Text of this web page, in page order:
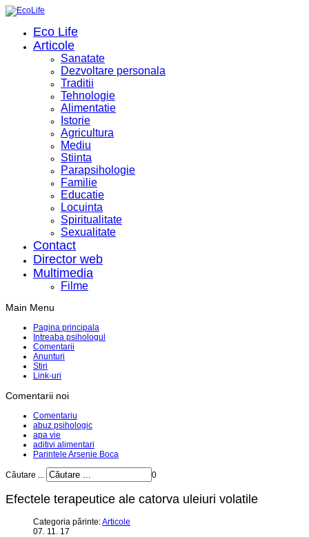
Eco Life
Articole
Sanatate
Dezvoltare personala
Traditii
Tehnologie
Alimentatie
Istorie
Agricultura
Mediu
Stiinta
Parapsihologie
Familie
Educatie
Locuinta
Spiritualitate
Sexualitate
Contact
Director web
Multimedia
Filme
Main Menu
Pagina principala
Intreaba psihologul
Comentarii
Anunturi
Stiri
Link-uri
Comentarii noi
Comentariu
abuz psihologic
apa vie
aditivi alimentari
Parintele Arsenie Boca
Căutare ... 0
Efectele terapeutice ale catorva uleiuri volatile
Categoria părinte:Articole
07. 11. 17